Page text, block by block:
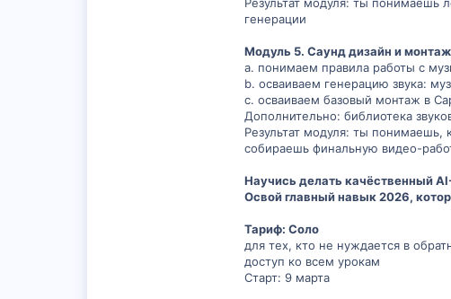
генерации
Модуль 5. Саунд дизайн и монтаж
a. понимаем правила работы с
b. осваиваем генерацию звука:
c. осваиваем базовый монтаж в
Дополнительно: библиотека
Результат модуля: ты понимаешь,
собираешь финальную видео-
Научись делать качёственный
Освой главный навык 2026,
Тариф: Соло
для тех, кто не нуждается в
доступ ко всем урокам
Старт: 9 марта